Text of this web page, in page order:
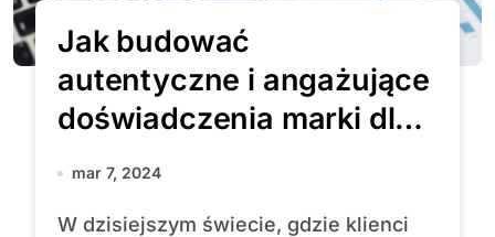
Jak budować
autentyczne i angażujące
doświadczenia marki dla
klientów?
mar 7, 2024
W dzisiejszym świecie, gdzie klienci